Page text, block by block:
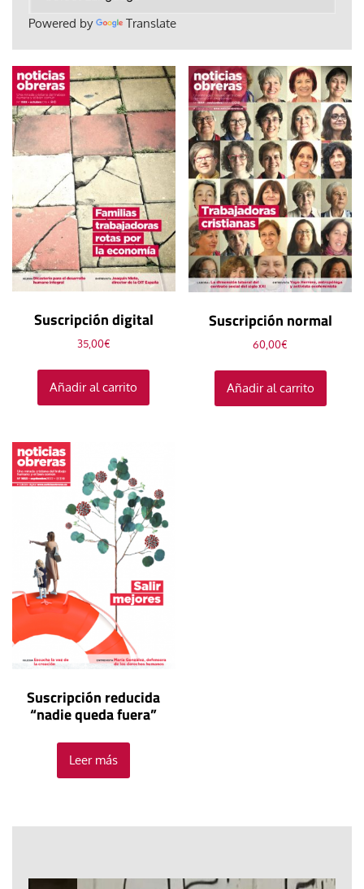
Powered by Translate
Suscripción digital
35,00€
Añadir al carrito
Suscripción normal
60,00€
Añadir al carrito
Suscripción reducida
“nadie queda fuera”
Leer más